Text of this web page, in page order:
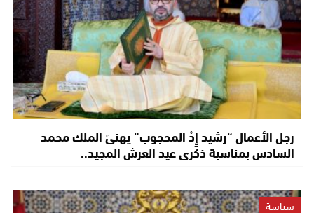
رجل الأعمال “رشيد إِدْ المحجوب” يهنئ الملك محمد
السادس بمناسبة ذكرى عيد العرش المجيد..
سياسة